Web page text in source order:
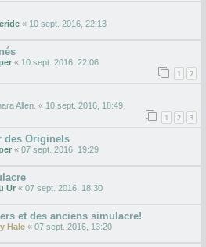
« 10 sept. 2016, 22:13
« 10 sept. 2016, 22:06
1 2
Allen. « 10 sept. 2016, 18:49
1 2 3
des Originels
« 07 sept. 2016, 19:29
Ur « 07 sept. 2016, 18:30
et des anciens simulacre!
Hale « 07 sept. 2016, 13:20